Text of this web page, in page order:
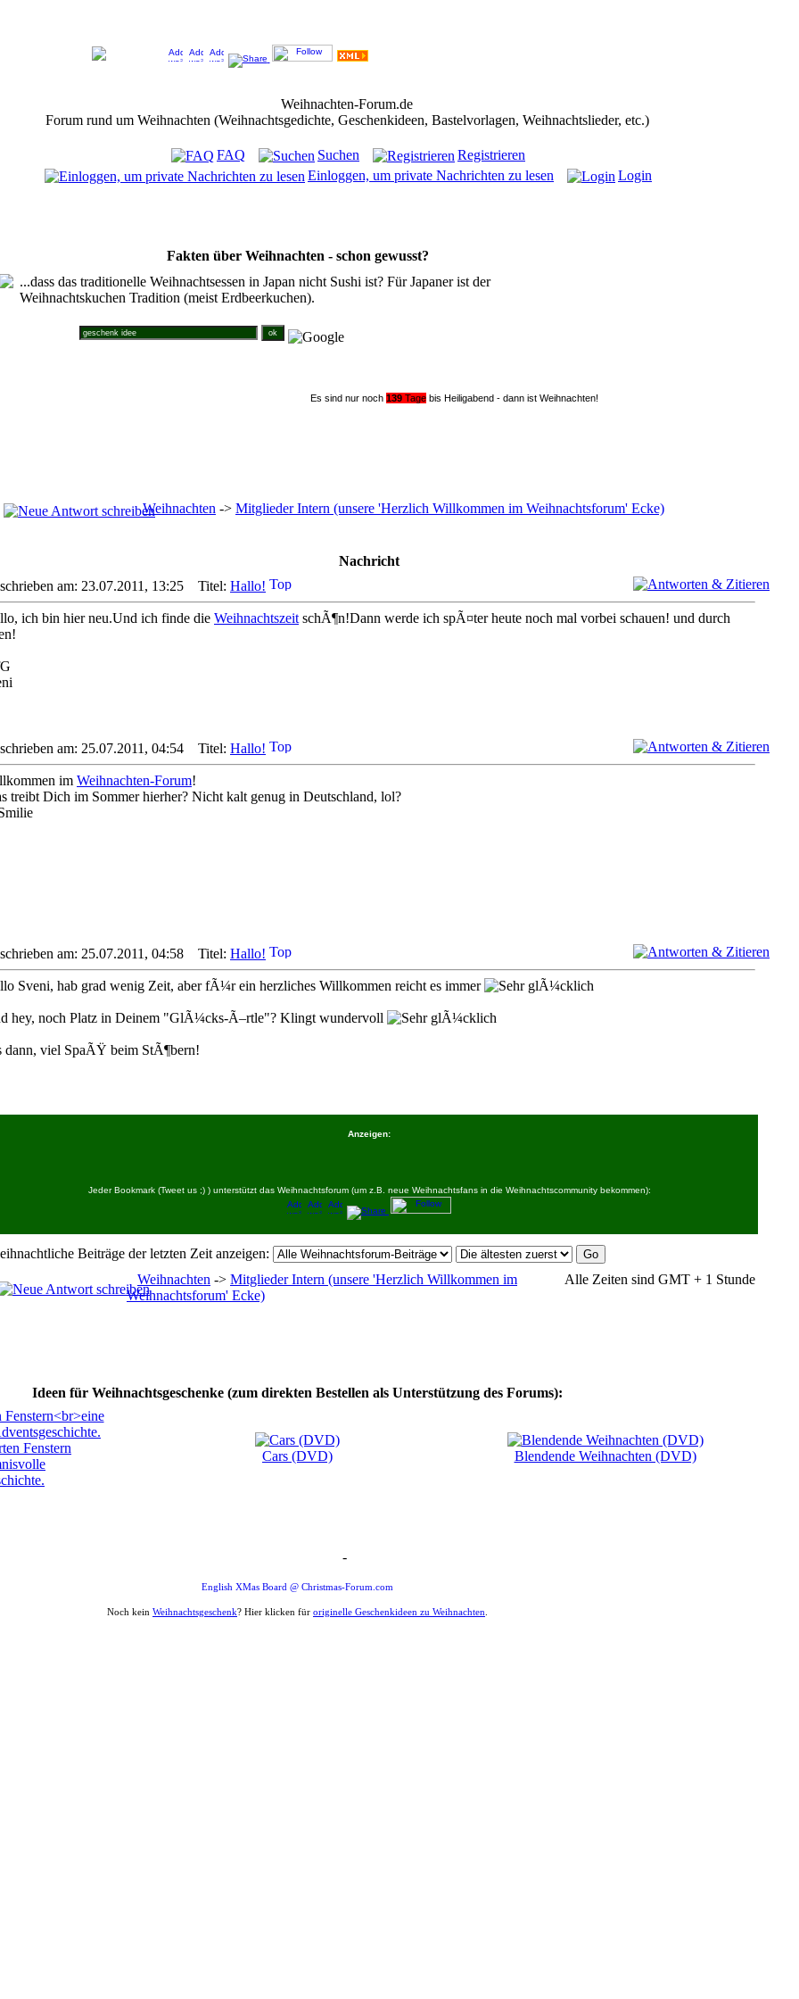
Weihnachten-Forum.de
Forum rund um Weihnachten (Weihnachtsgedichte, Geschenkideen, Bastelvorlagen, Weihnachtslieder, etc.)
FAQ Suchen
Registrieren
Einloggen, um private Nachrichten zu lesen
Login
Fakten über Weihnachten - schon gewusst?
...dass das traditionelle Weihnachtsessen in Japan nicht Sushi ist? Für Japaner ist der
Weihnachtskuchen Tradition (meist Erdbeerkuchen).
Es sind nur noch 139 Tage bis Heiligabend - dann ist Weihnachten!
Weihnachten -> Mitglieder Intern (unsere 'Herzlich Willkommen im Weihnachtsforum' Ecke)
Nachricht
am: 23.07.2011, 13:25
Titel: Hallo!
ich bin hier neu.Und ich finde die Weihnachtszeit schÃ¶n!Dann werde ich spÃ¤ter heute noch mal vorbei schauen! und durch
am: 25.07.2011, 04:54 Titel: Hallo!
im Weihnachten-Forum!
treibt Dich im Sommer hierher? Nicht kalt genug in Deutschland, lol?
am: 25.07.2011, 04:58 Titel: Hallo!
Sveni, hab grad wenig Zeit, aber fÃ¼r ein herzliches Willkommen reicht es immer
hey, noch Platz in Deinem "GlÃ¼cks-Ã–rtle"? Klingt wundervoll
dann, viel SpaÃŸ beim StÃ¶bern!
Anzeigen:
Jeder Bookmark (Tweet us ;) ) unterstützt das Weihnachtsforum (um z.B. neue Weihnachtsfans in die Weihnachtscommunity bekommen):
Beiträge der letzten Zeit anzeigen:
Weihnachten -> Mitglieder Intern (unsere 'Herzlich Willkommen im
Weihnachtsforum' Ecke)
Alle Zeiten sind GMT + 1 Stunde
Ideen für Weihnachtsgeschenke (zum direkten Bestellen als Unterstützung des Forums):
Fenstern
Cars (DVD) Blendende Weihnachten (DVD)
-
English XMas Board @ Christmas-Forum.com
Noch kein Weihnachtsgeschenk? Hier klicken für originelle Geschenkideen zu Weihnachten